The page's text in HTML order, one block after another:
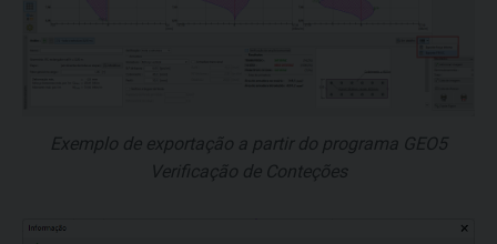
Exemplo de exportação a partir do programa GEO5
Verificação de Conteções